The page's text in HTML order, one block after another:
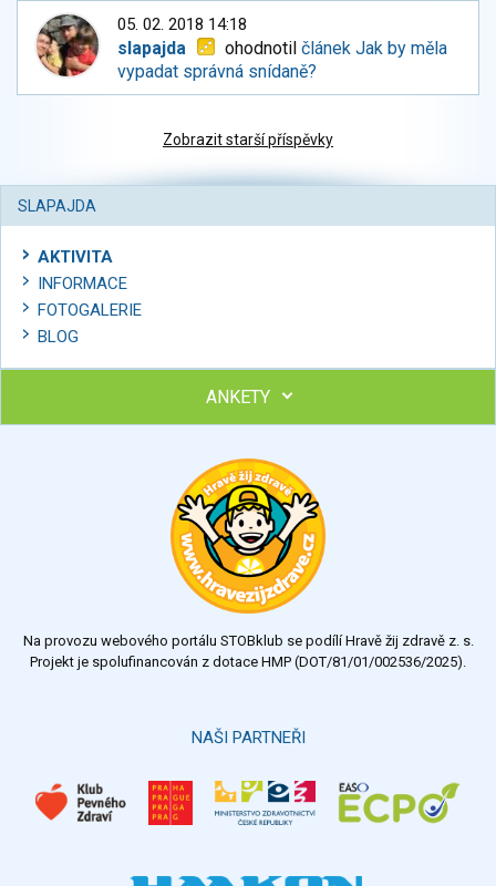
05. 02. 2018 14:18
slapajda ohodnotilčlánek Jak by měla
vypadat správná snídaně?
Zobrazit starší příspěvky
SLAPAJDA
AKTIVITA
INFORMACE
FOTOGALERIE
BLOG
ANKETY
Výsledky Všechny ankety
Na provozu webového portálu STOBklub se podílí Hravě žij zdravě z. s.
Projekt je spolufinancován z dotace HMP (DOT/81/01/002536/2025).
NAŠI PARTNEŘI